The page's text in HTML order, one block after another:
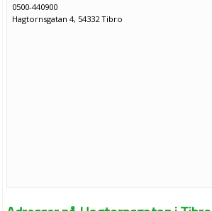
0500-440900
Hagtornsgatan 4, 54332 Tibro